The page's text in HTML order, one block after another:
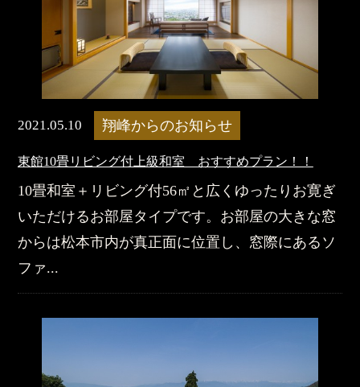
2021.05.10 翔峰からのお知らせ
東館10畳リビング付上級和室 おすすめプラン！！
10畳和室＋リビング付56㎡と広くゆったりお寛ぎ
いただけるお部屋タイプです。お部屋の大きな窓
からは松本市内が真正面に位置し、窓際にあるソ
ファ...